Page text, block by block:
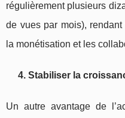
régulièrement plusieurs
de vues par mois),
la monétisation et les
4. Stabiliser la
Un autre avantage de